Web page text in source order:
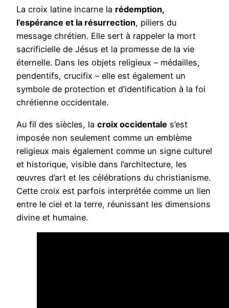
La croix latine incarne la rédemption,
l’espérance et la résurrection, piliers du
message chrétien. Elle sert à rappeler la mort
sacrificielle de Jésus et la promesse de la vie
éternelle. Dans les objets religieux – médailles,
pendentifs, crucifix – elle est également un
symbole de protection et d’identification à la foi
chrétienne occidentale.
Au fil des siècles, la croix occidentale s’est
imposée non seulement comme un emblème
religieux mais également comme un signe culturel
et historique, visible dans l’architecture, les
œuvres d’art et les célébrations du christianisme.
Cette croix est parfois interprétée comme un lien
entre le ciel et la terre, réunissant les dimensions
divine et humaine.